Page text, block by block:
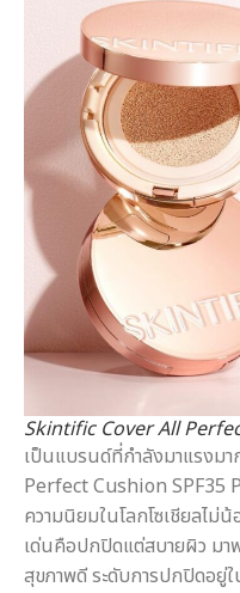
Skintific Cover All
เป็นแบรนด์ที่กำลังมาแรงม
Perfect Cushion SPF35
ความนิยมในโลกโซเชียลไ
เด่นคือปกปิดแต่สบายผิว ม
สุขภาพดี ระดับการปกปิดอยู่